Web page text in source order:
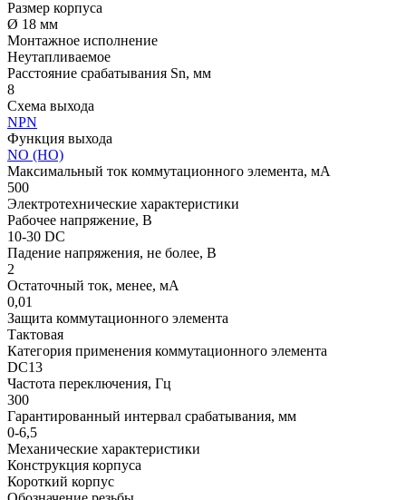
Размер корпуса
Ø 18 мм
Монтажное исполнение
Неутапливаемое
Расстояние срабатывания Sn, мм
8
Схема выхода
NPN
Функция выхода
NO (НО)
Максимальный ток коммутационного элемента, мА
500
Электротехнические характеристики
Рабочее напряжение, В
10-30 DC
Падение напряжения, не более, В
2
Остаточный ток, менее, мА
0,01
Защита коммутационного элемента
Тактовая
Категория применения коммутационного элемента
DC13
Частота переключения, Гц
300
Гарантированный интервал срабатывания, мм
0-6,5
Механические характеристики
Конструкция корпуса
Короткий корпус